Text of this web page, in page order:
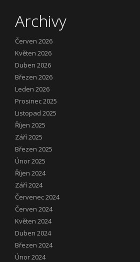
Archivy
Červen 2026
Květen 2026
Duben 2026
Březen 2026
Leden 2026
Prosinec 2025
Listopad 2025
Říjen 2025
Září 2025
Březen 2025
Únor 2025
Říjen 2024
Září 2024
Červenec 2024
Červen 2024
Květen 2024
Duben 2024
Březen 2024
Únor 2024